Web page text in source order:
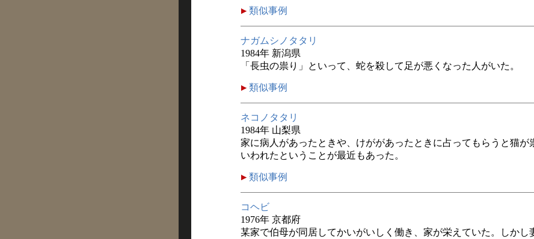
類似事例
ナガムシノタタリ
1984年 新潟県
「長虫の祟り」といって、蛇を殺して足が悪くなった人がいた。
類似事例
ネコノタタリ
1984年 山梨県
家に病人があったときや、けががあったときに占ってもらうと猫が
いわれたということが最近もあった。
類似事例
コヘビ
1976年 京都府
某家で伯母が同居してかいがいしく働き、家が栄えていた。しかし